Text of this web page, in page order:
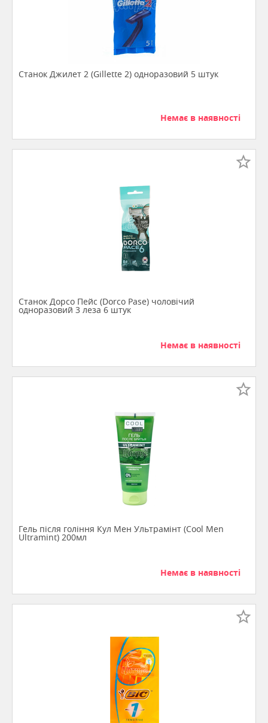
Станок Джилет 2 (Gillette 2) одноразовий 5 штук
Немає в наявності
Станок Дорсо Пейс (Dorco Pase) чоловічий
одноразовий 3 леза 6 штук
Немає в наявності
Гель після гоління Кул Мен Ультрамінт (Cool Men
Ultramint) 200мл
Немає в наявності